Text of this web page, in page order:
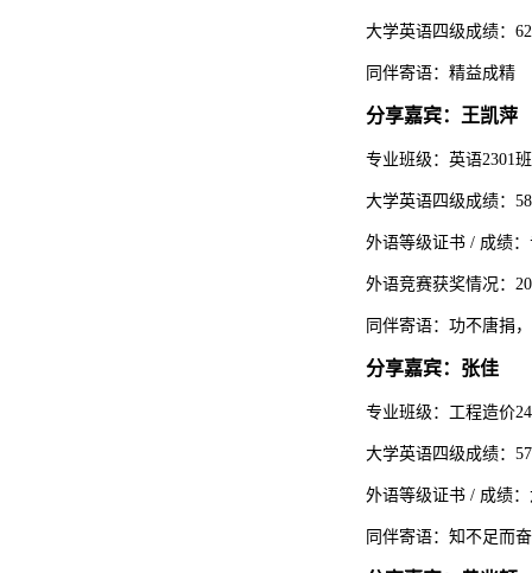
大学英语四级成绩：
同伴寄语：精益成精
分享嘉宾：王凯萍
专业班级：英语2301班
大学英语四级成绩：
外语等级证书 / 成绩
外语竞赛获奖情况：
同伴寄语：功不唐捐
分享嘉宾：张佳
专业班级：工程造价
大学英语四级成绩：
外语等级证书 / 成绩：
同伴寄语：知不足而